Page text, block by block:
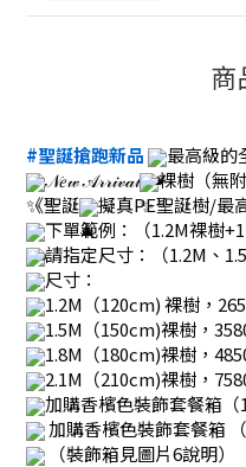
商
#聖誕搶跑新品
最高級的
𝒩𝑒𝓌 𝒜𝓇𝓇𝒾𝓋𝒶𝓁
裸樹（無附
《聖誕
擬真PE聖誕樹/最
下單範例：（1.2M裸樹
請指定尺寸：（1.2M、
尺寸：
1.2M（120cm) 裸樹，
1.5M（150cm)裸樹，
1.8M（180cm)裸樹，
2.1M（210cm)裸樹，
加購香檳色裝飾套餐箱
加購香檳色裝飾套餐箱
（裝飾箱見圖片6說明）